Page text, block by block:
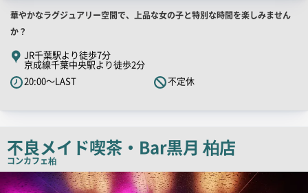
店
舗
PR
キ
ャ
チ
ピ
ー
華やかなラグジュアリー空間で、上品な女の子と特別な時間を楽しみません
か？
JR千葉駅より徒歩7分
京成線千葉中央駅より徒歩2分
20:00～LAST
不定休
不良メイド喫茶・Bar黒月 柏店
コンカフェ柏
検
索